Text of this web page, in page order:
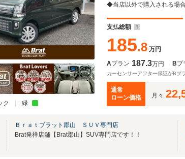
ク 緑
ー シートヒー
チックハイビーム
支払総額
185.8 万円
Aプラン 187.3万円 Bプ
カーセンサーアフター保証がBプ
通常
ローン価格
月々
Ｂｒａｔブラット郡山 ＳＵＶ専門店
Brat発祥店舗【Brat郡山】SUV専門店です！！